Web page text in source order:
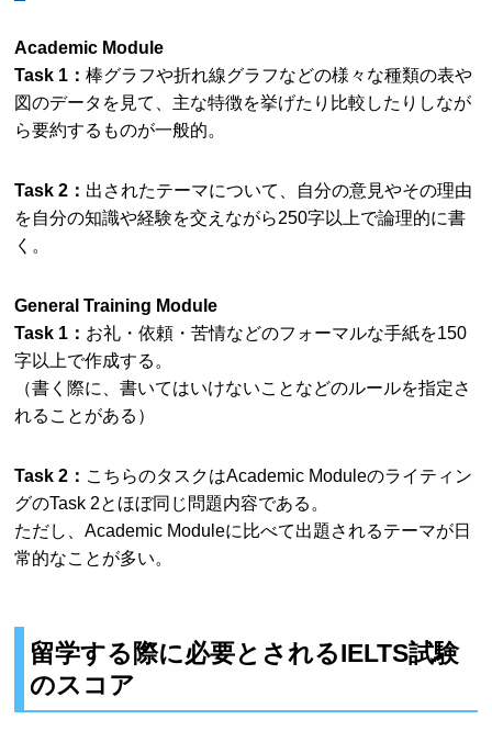
Academic Module
Task 1：棒グラフや折れ線グラフなどの様々な種類の表や
図のデータを見て、主な特徴を挙げたり比較したりしなが
ら要約するものが一般的。
Task 2： 出されたテーマについて、自分の意見やその理由
を自分の知識や経験を交えながら250字以上で論理的に書
く。
General Training Module
Task 1： お礼・依頼・苦情などのフォーマルな手紙を150
字以上で作成する。
（書く際に、書いてはいけないことなどのルールを指定さ
れることがある）
Task 2： こちらのタスクはAcademic Moduleのライティン
グのTask 2とほぼ同じ問題内容である。
ただし、Academic Moduleに比べて出題されるテーマが日
常的なことが多い。
留学する際に必要とされるIELTS試験
のスコア